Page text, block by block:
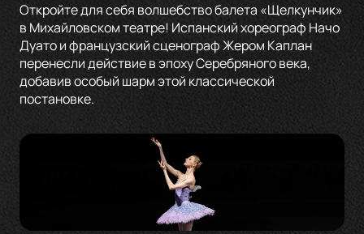
Откройте для себя волшебство балета «Щелкунчик»
в Михайловском театре! Испанский хореограф Начо
Дуато и французский сценограф Жером Каплан
перенесли действие в эпоху Серебряного века,
добавив особый шарм этой классической
постановке.